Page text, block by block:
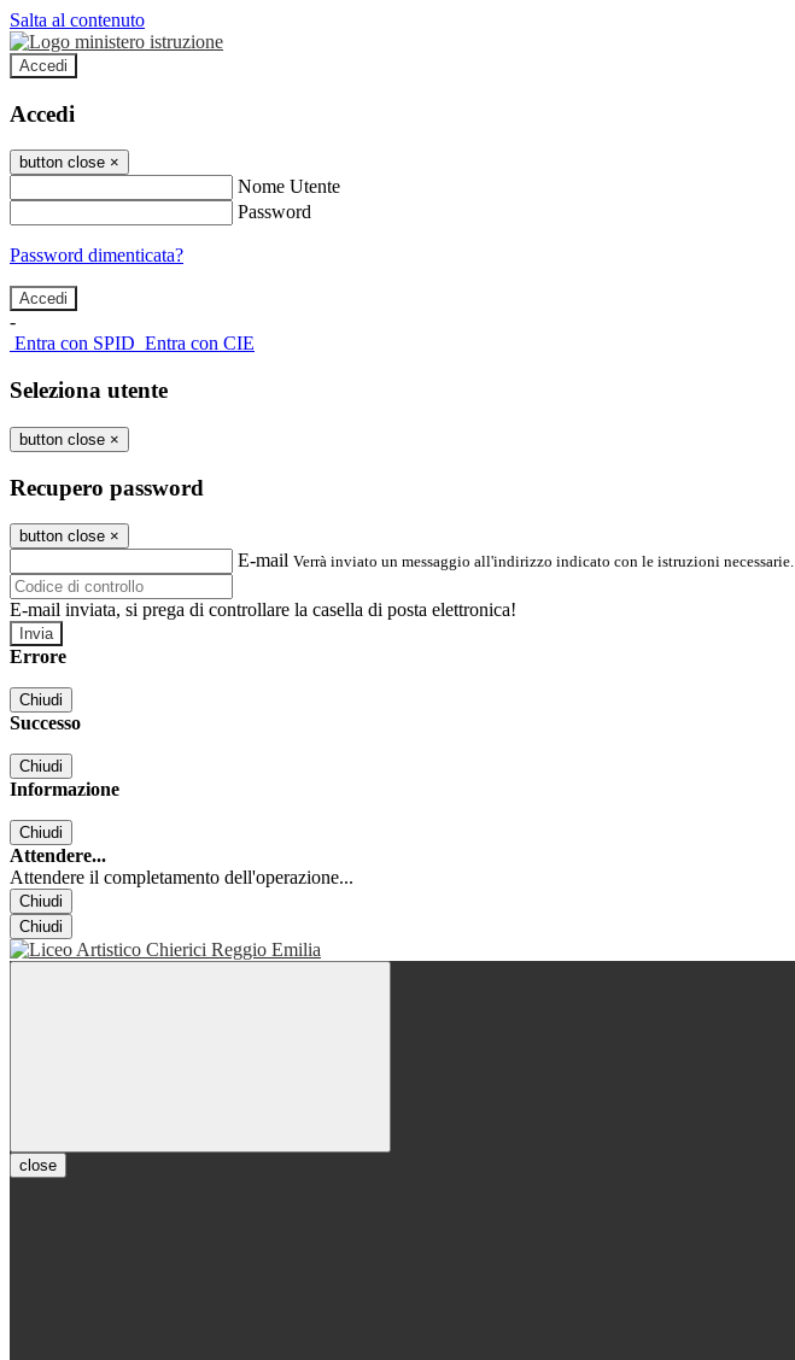
Salta al contenuto
Accedi
Accedi
button close ×
Nome Utente
Password
Password dimenticata?
-
Entra con SPID Entra con CIE
Seleziona utente
button close ×
Recupero password
button close ×
E-mail Verrà inviato un messaggio all'indirizzo indicato con le istruzioni necessarie.
E-mail inviata, si prega di controllare la casella di posta elettronica!
Errore
Chiudi
Successo
Chiudi
Informazione
Chiudi
Attendere...
Attendere il completamento dell'operazione...
Chiudi
Chiudi
close